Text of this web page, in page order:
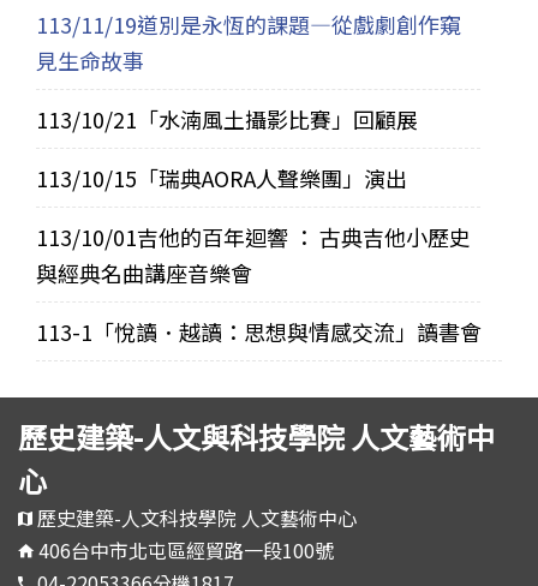
113/11/19道別是永恆的課題—從戲劇創作窺
見生命故事
113/10/21「水湳風土攝影比賽」回顧展
113/10/15「瑞典AORA人聲樂團」演出
113/10/01吉他的百年迴響 ： 古典吉他小歷史
與經典名曲講座音樂會
113-1「悅讀．越讀：思想與情感交流」讀書會
歷史建築-人文與科技學院 人文藝術中
心
歷史建築-人文科技學院 人文藝術中心
406台中市北屯區經貿路一段100號